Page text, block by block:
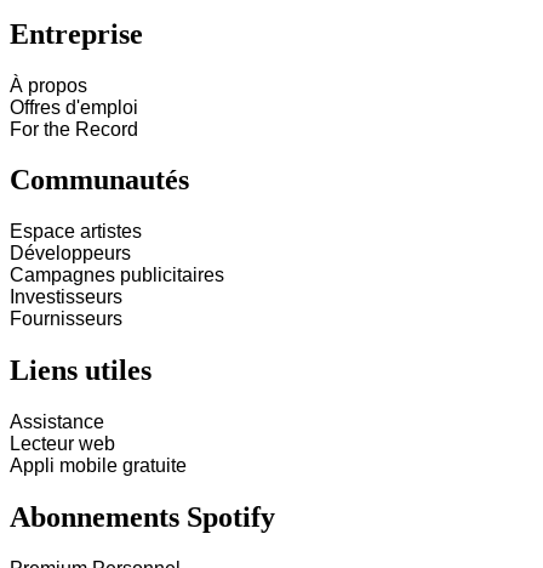
Entreprise
À propos
Offres d'emploi
For the Record
Communautés
Espace artistes
Développeurs
Campagnes publicitaires
Investisseurs
Fournisseurs
Liens utiles
Assistance
Lecteur web
Appli mobile gratuite
Abonnements Spotify